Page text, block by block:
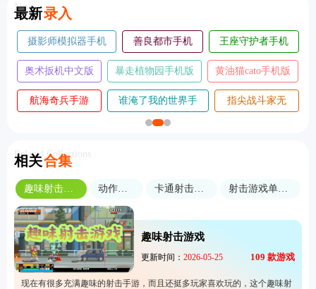
最新录入
New
房产达人2手机
版
疯狂摩托车修改
版
收银员之星中文
版
赛车王国
转生魔塔中文版 回声迷踪手机版
静态换挡赛车中文版 催眠麦克风手机版 五千元创业
相关合集
Related Collections
卡通射击游戏 射击游戏单机版
趣味射击游戏
更新时间： 2026-05-25 109 款游戏
现在有很多充满趣味的射击手游，而且还挺多玩家喜欢玩的，这个趣味射